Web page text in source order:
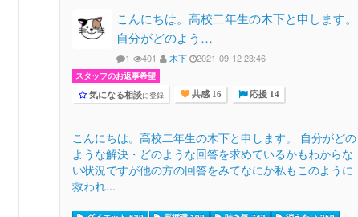
こんにちは。高校二年生の木下と申します。
自分がどのよう…
1 401 木下 2021-09-12 23:46
スタッフのお返事希望
気になる相談に登録 共感 16 応援 14
こんにちは。高校二年生の木下と申します。 自分がどの
ような解決・どのような回答を求めているかもわからな
い状況ですが他の方の回答をみてなにか私もこのように
救われ...